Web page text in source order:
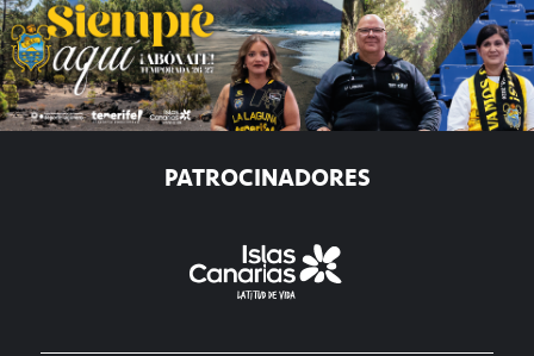
PATROCINADORES